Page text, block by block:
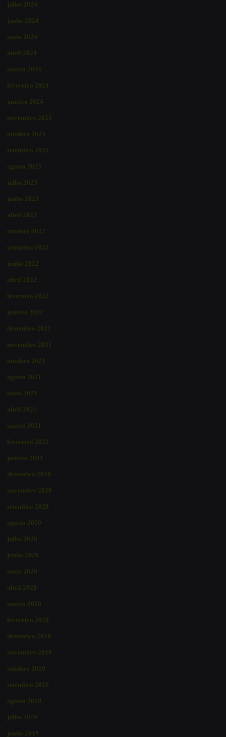
julho 2024
junho 2024
maio 2024
abril 2024
março 2024
fevereiro 2024
janeiro 2024
novembro 2023
outubro 2023
setembro 2023
agosto 2023
julho 2023
junho 2023
abril 2023
outubro 2022
setembro 2022
junho 2022
abril 2022
fevereiro 2022
janeiro 2022
dezembro 2021
novembro 2021
outubro 2021
agosto 2021
maio 2021
abril 2021
março 2021
fevereiro 2021
janeiro 2021
dezembro 2020
novembro 2020
setembro 2020
agosto 2020
julho 2020
junho 2020
maio 2020
abril 2020
março 2020
fevereiro 2020
dezembro 2019
novembro 2019
outubro 2019
setembro 2019
agosto 2019
julho 2019
junho 2019